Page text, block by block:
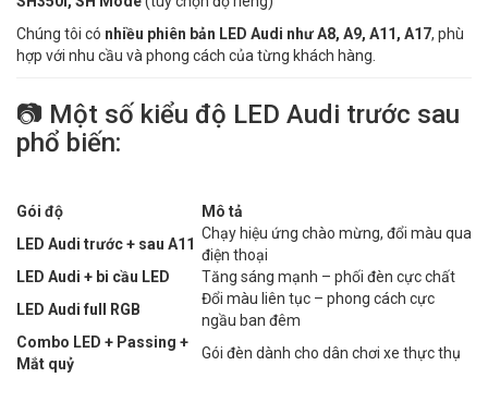
Chúng tôi có nhiều phiên bản LED Audi như A8, A9, A11, A17, phù
hợp với nhu cầu và phong cách của từng khách hàng.
📷 Một số kiểu độ LED Audi trước sau
phổ biến:
Gói độ
Mô tả
LED Audi trước + sau A11
Chạy hiệu ứng chào mừng, đổi màu qua
điện thoại
LED Audi + bi cầu LED
Tăng sáng mạnh – phối đèn cực chất
LED Audi full RGB
Đổi màu liên tục – phong cách cực
ngầu ban đêm
Combo LED + Passing +
Mắt quỷ
Gói đèn dành cho dân chơi xe thực thụ